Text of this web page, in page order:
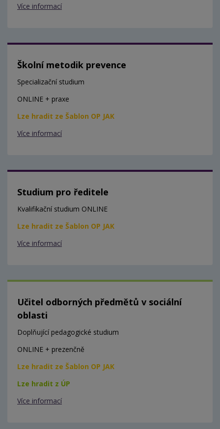
Více informací
Školní metodik prevence
Specializační studium
ONLINE + praxe
Lze hradit ze Šablon OP JAK
Více informací
Studium pro ředitele
Kvalifikační studium ONLINE
Lze hradit ze Šablon OP JAK
Více informací
Učitel odborných předmětů v sociální
oblasti
Doplňující pedagogické studium
ONLINE + prezenčně
Lze hradit ze Šablon OP JAK
Lze hradit z ÚP
Více informací